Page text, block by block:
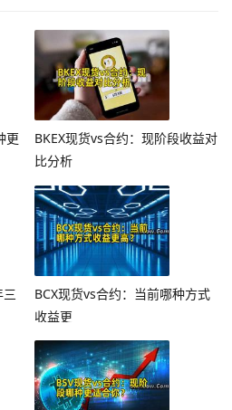
更
BKEX现货vs合约：现阶段收益对
比分析
三
BCX现货vs合约：当前哪种方式
收益更